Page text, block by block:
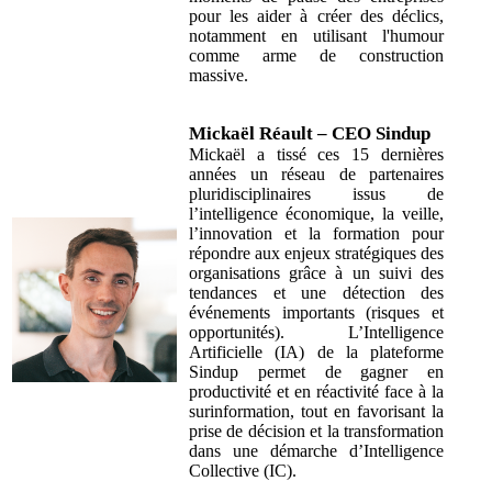
pour les aider à créer des déclics,
notamment en utilisant l'humour
comme arme de construction
massive.
Mickaël Réault – CEO Sindup
Mickaël a tissé ces 15 dernières
années un réseau de partenaires
pluridisciplinaires issus de
l’intelligence économique, la veille,
l’innovation et la formation pour
répondre aux enjeux stratégiques des
organisations grâce à un suivi des
tendances et une détection des
événements importants (risques et
opportunités). L’Intelligence
Artificielle (IA) de la plateforme
Sindup permet de gagner en
productivité et en réactivité face à la
surinformation, tout en favorisant la
prise de décision et la transformation
dans une démarche d’Intelligence
Collective (IC).